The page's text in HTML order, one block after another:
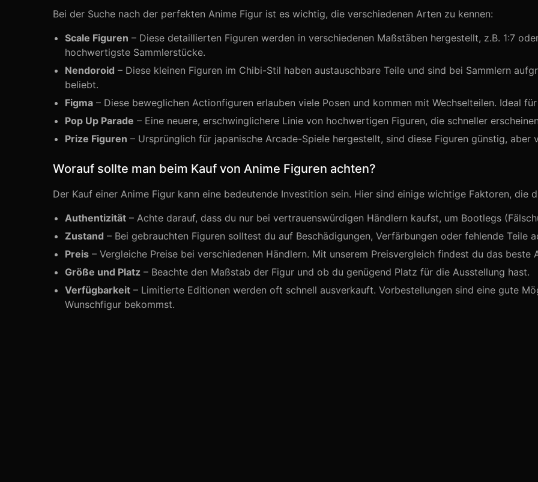
Bei der Suche nach der perfekten Anime Figur ist es wichtig, die verschiedenen Arten zu kennen:
Scale Figuren – Diese detaillierten Figuren werden in verschiedenen Maßstäben hergestellt, z.B. 1:7
hochwertigste Sammlerstücke.
Nendoroid – Diese kleinen Figuren im Chibi-Stil haben austauschbare Teile und sind bei Sammlern
beliebt.
Figma – Diese beweglichen Actionfiguren erlauben viele Posen und kommen mit Wechselteilen. Ideal
Pop Up Parade – Eine neuere, erschwinglichere Linie von hochwertigen Figuren, die schneller
Prize Figuren – Ursprünglich für japanische Arcade-Spiele hergestellt, sind diese Figuren günstig, aber
Worauf sollte man beim Kauf von Anime Figuren achten?
Der Kauf einer Anime Figur kann eine bedeutende Investition sein. Hier sind einige wichtige Faktoren, die
Authentizität – Achte darauf, dass du nur bei vertrauenswürdigen Händlern kaufst, um Bootlegs
Zustand – Bei gebrauchten Figuren solltest du auf Beschädigungen, Verfärbungen oder fehlende Teile
Preis – Vergleiche Preise bei verschiedenen Händlern. Mit unserem Preisvergleich findest du das beste
Größe und Platz – Beachte den Maßstab der Figur und ob du genügend Platz für die Ausstellung hast.
Verfügbarkeit – Limitierte Editionen werden oft schnell ausverkauft. Vorbestellungen sind eine gute
Wunschfigur bekommst.